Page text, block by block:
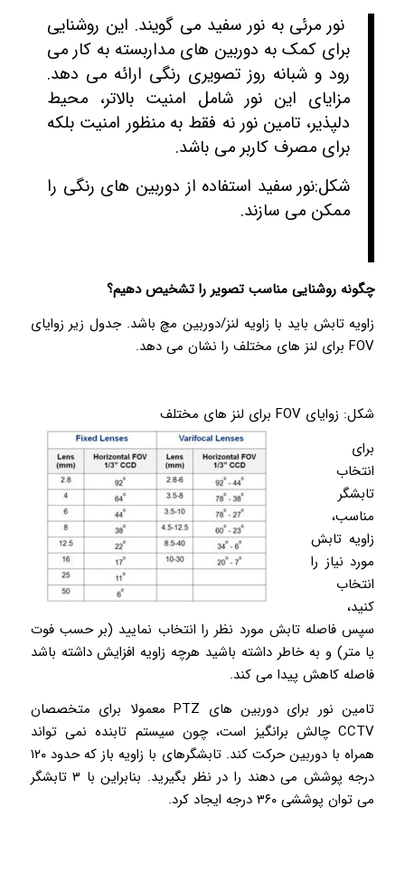
نور مرئی به نور سفید می گویند. این روشنایی
برای کمک به دوربین های مداربسته به کار می
رود و شبانه روز تصویری رنگی ارائه می دهد.
مزایای این نور شامل امنیت بالاتر، محیط
دلپذیر، تامین نور نه فقط به منظور امنیت بلکه
برای مصرف کاربر می باشد.
شکل:‌نور سفید استفاده از دوربین های رنگی را
ممکن می سازند.
چگونه روشنایی مناسب تصویر را تشخیص دهیم؟
زاویه تابش باید با زاویه لنز/دوربین مچ باشد. جدول زیر زوایای
FOV برای لنز های مختلف را نشان می دهد.
شکل: زوایای FOV برای لنز های مختلف
برای
انتخاب
تابشگر
مناسب،
زاویه تابش
مورد نیاز را
انتخاب
کنید،
سپس فاصله تابش مورد نظر را انتخاب نمایید (بر حسب فوت
یا متر) و به خاطر داشته باشید هرچه زاویه افزایش داشته باشد
فاصله کاهش پیدا می کند.
تامین نور برای دوربین های PTZ معمولا برای متخصصان
CCTV چالش برانگیز است، چون سیستم تابنده نمی تواند
همراه با دوربین حرکت کند. تابشگرهای با زاویه باز که حدود ۱۲۰
درجه پوشش می دهند را در نظر بگیرید. بنابراین با ۳ تابشگر
می توان پوششی ۳۶۰ درجه ایجاد کرد.